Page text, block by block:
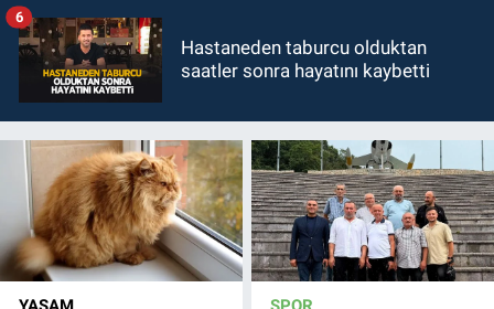
Hastaneden taburcu olduktan
saatler sonra hayatını kaybetti
6